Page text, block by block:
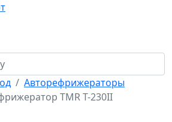
Авторефрижераторы
TMR Т-230II